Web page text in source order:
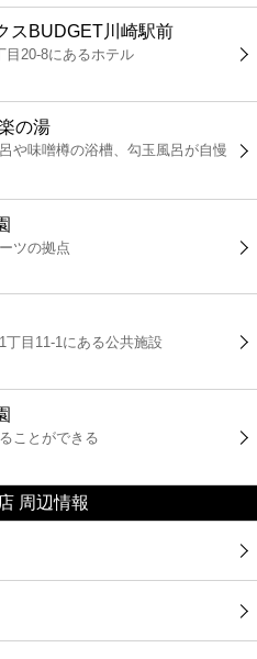
スBUDGET川崎駅前
目20-8にあるホテル
の湯
や味噌樽の浴槽、勾玉風呂が自慢
ツの拠点
丁目11-1にある公共施設
ことができる
周辺情報